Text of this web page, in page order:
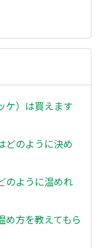
ケ）は買えます
どのように決め
のように温めれ
め方を教えてもら